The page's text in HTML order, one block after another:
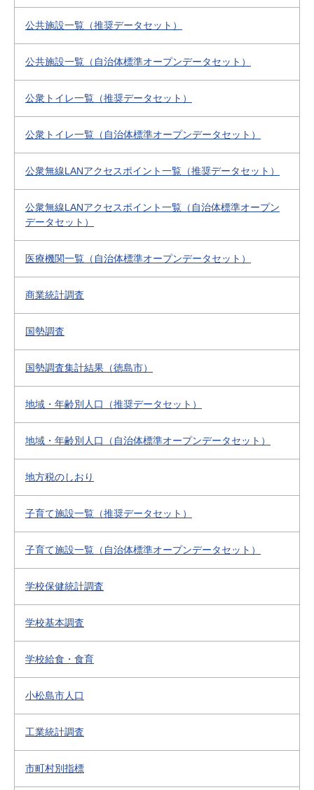
公共施設一覧（推奨データセット）
公共施設一覧（自治体標準オープンデータセット）
公衆トイレ一覧（推奨データセット）
公衆トイレ一覧（自治体標準オープンデータセット）
公衆無線LANアクセスポイント一覧（推奨データセット）
公衆無線LANアクセスポイント一覧（自治体標準オープン
データセット）
医療機関一覧（自治体標準オープンデータセット）
商業統計調査
国勢調査
国勢調査集計結果（徳島市）
地域・年齢別人口（推奨データセット）
地域・年齢別人口（自治体標準オープンデータセット）
地方税のしおり
子育て施設一覧（推奨データセット）
子育て施設一覧（自治体標準オープンデータセット）
学校保健統計調査
学校基本調査
学校給食・食育
小松島市人口
工業統計調査
市町村別指標